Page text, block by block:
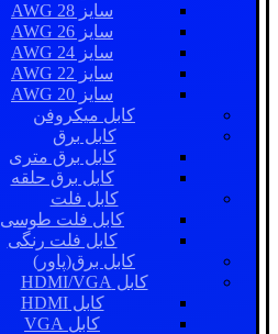
سایز AWG 28
سایز AWG 26
سایز AWG 24
سایز AWG 22
سایز AWG 20
کابل میکروفن
کابل برق
کابل برق متری
کابل برق حلقه
کابل فلت
کابل فلت طوسی
کابل فلت رنگی
کابل برق(پاور)
کابل HDMI/VGA
کابل HDMI
کابل VGA